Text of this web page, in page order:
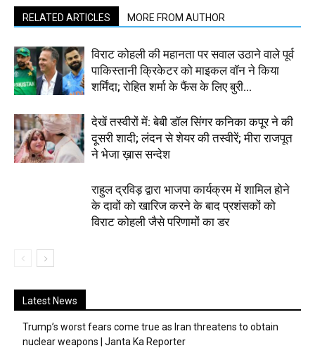
RELATED ARTICLES MORE FROM AUTHOR
विराट कोहली की महानता पर सवाल उठाने वाले पूर्व
पाकिस्तानी क्रिकेटर को माइकल वॉन ने किया
शर्मिंदा; रोहित शर्मा के फैंस के लिए बुरी...
देखें तस्वीरों में: बेबी डॉल सिंगर कनिका कपूर ने की
दूसरी शादी; लंदन से शेयर की तस्वीरें; मीरा राजपूत
ने भेजा ख़ास सन्देश
राहुल द्रविड़ द्वारा भाजपा कार्यक्रम में शामिल होने
के दावों को खारिज करने के बाद प्रशंसकों को
विराट कोहली जैसे परिणामों का डर
Latest News
Trump’s worst fears come true as Iran threatens to obtain
nuclear weapons | Janta Ka Reporter